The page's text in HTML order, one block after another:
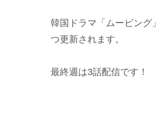
韓国ドラマ「ムービング
つ更新されます。
最終週は3話配信です！